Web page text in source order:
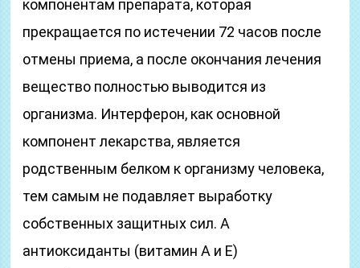
компонентам препарата, которая
прекращается по истечении 72 часов после
отмены приема, а после окончания лечения
вещество полностью выводится из
организма. Интерферон, как основной
компонент лекарства, является
родственным белком к организму человека,
тем самым не подавляет выработку
собственных защитных сил. А
антиоксиданты (витамин А и Е)